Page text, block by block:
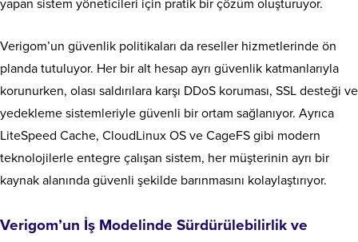
yapan sistem yöneticileri için pratik bir çözüm oluşturuyor.
Verigom’un güvenlik politikaları da reseller hizmetlerinde ön
planda tutuluyor. Her bir alt hesap ayrı güvenlik katmanlarıyla
korunurken, olası saldırılara karşı DDoS koruması, SSL desteği ve
yedekleme sistemleriyle güvenli bir ortam sağlanıyor. Ayrıca
LiteSpeed Cache, CloudLinux OS ve CageFS gibi modern
teknolojilerle entegre çalışan sistem, her müşterinin ayrı bir
kaynak alanında güvenli şekilde barınmasını kolaylaştırıyor.
Verigom’un İş Modelinde Sürdürülebilirlik ve